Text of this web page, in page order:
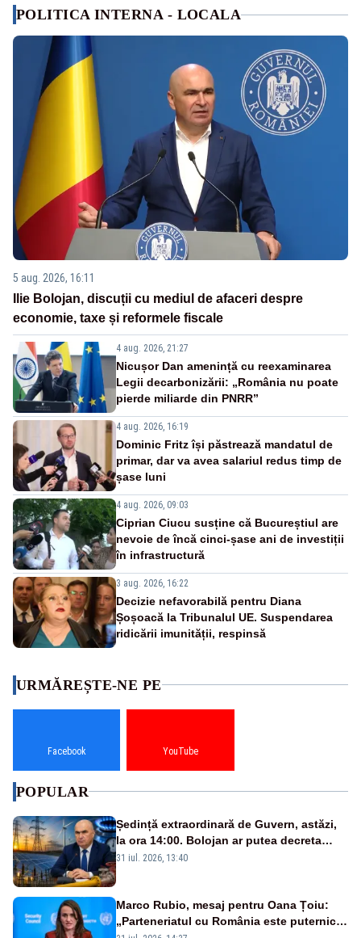
POLITICA INTERNA - LOCALA
5 aug. 2026, 16:11
Ilie Bolojan, discuții cu mediul de afaceri despre
economie, taxe și reformele fiscale
4 aug. 2026, 21:27
Nicușor Dan amenință cu reexaminarea
Legii decarbonizării: „România nu poate
pierde miliarde din PNRR”
4 aug. 2026, 16:19
Dominic Fritz își păstrează mandatul de
primar, dar va avea salariul redus timp de
șase luni
4 aug. 2026, 09:03
Ciprian Ciucu susține că Bucureștiul are
nevoie de încă cinci-șase ani de investiții
în infrastructură
3 aug. 2026, 16:22
Decizie nefavorabilă pentru Diana
Șoșoacă la Tribunalul UE. Suspendarea
ridicării imunității, respinsă
URMĂREȘTE-NE PE
Facebook YouTube
POPULAR
Ședință extraordinară de Guvern, astăzi,
la ora 14:00. Bolojan ar putea decreta
stare de urgență energetică
31 iul. 2026, 13:40
Marco Rubio, mesaj pentru Oana Țoiu:
„Parteneriatul cu România este puternic